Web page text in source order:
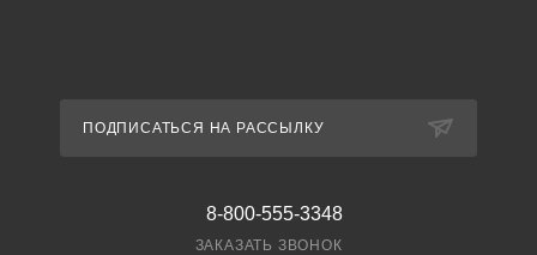
ПОДПИСАТЬСЯ НА РАССЫЛКУ
8-800-555-3348
ЗАКАЗАТЬ ЗВОНОК